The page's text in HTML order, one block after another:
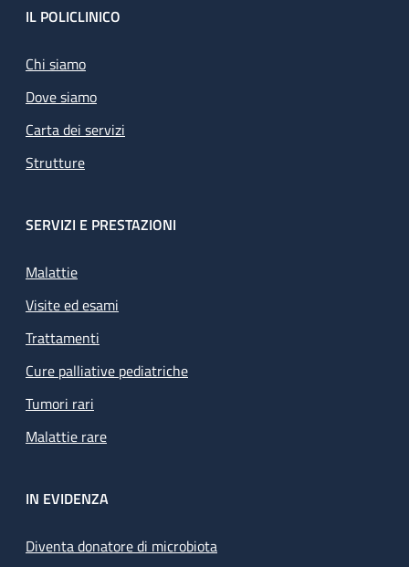
Footer
IL POLICLINICO
Chi siamo
Dove siamo
Carta dei servizi
Strutture
SERVIZI E PRESTAZIONI
Malattie
Visite ed esami
Trattamenti
Cure palliative pediatriche
Tumori rari
Malattie rare
IN EVIDENZA
Diventa donatore di microbiota